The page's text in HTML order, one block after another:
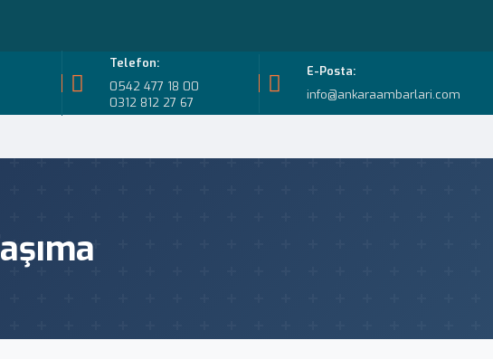
Telefon:
0542 477 18 00
0312 812 27 67
E-Posta:
info@ankaraambarlari.com